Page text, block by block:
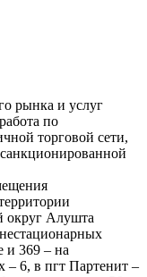
рынка и услуг
по
торговой сети,
округ Алушта
и 369 – на
– 6, в пгт Партенит –